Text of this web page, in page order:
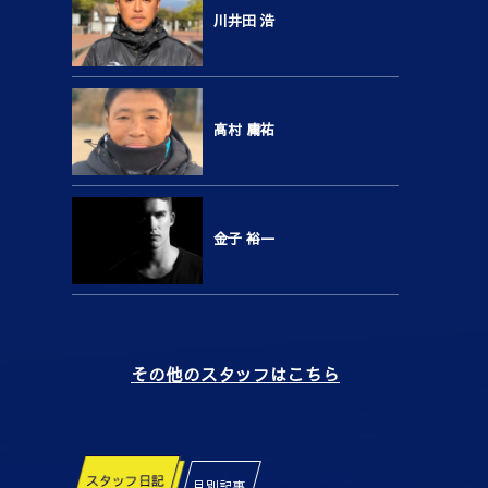
川井田 浩
高村 庸祐
金子 裕一
その他のスタッフはこちら
スタッフ日記